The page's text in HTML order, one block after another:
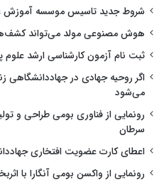
شروط جدید تاسیس موسسه آموزش
هوش مصنوعی مولد می‌تواند
ثبت نام آزمون کارشناسی ارشد علوم
اگر روحیه جهادی در جهاددانشگاهی
می‌شود
رونمایی از فناوری بومی طراحی و
سرطان
اعطای کارت عضویت افتخاری
رونمایی از واکسن بومی آنگارا با اثربخشی